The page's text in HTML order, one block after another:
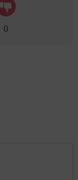
0